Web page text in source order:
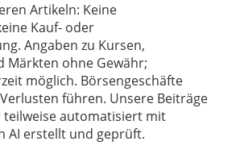
Artikeln: Keine
Kauf- oder
Angaben zu Kursen,
Märkten ohne Gewähr;
möglich. Börsengeschäfte
führen. Unsere Beiträge
teilweise automatisiert mit
AI erstellt und geprüft.